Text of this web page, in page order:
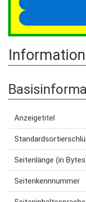
Anzeigetitel
Seitenlänge (in
Seitenkennnummer